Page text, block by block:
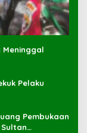
Meninggal
Pelaku
Pembukaan